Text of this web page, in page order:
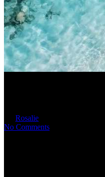
Rosalie
No Comments